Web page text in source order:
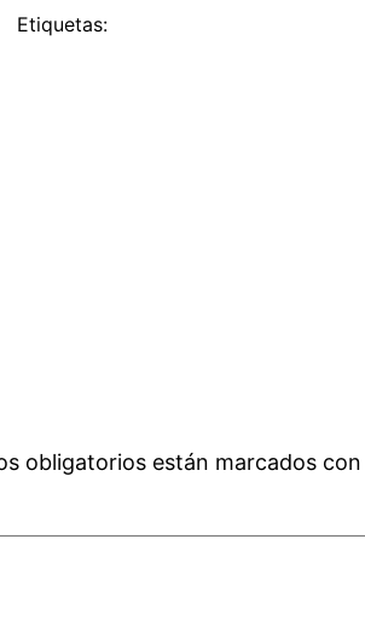
Etiquetas:
obligatorios están marcados